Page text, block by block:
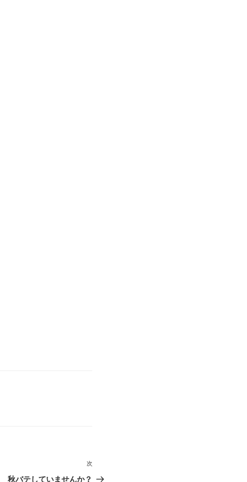
の
次
秋バテしていませんか？